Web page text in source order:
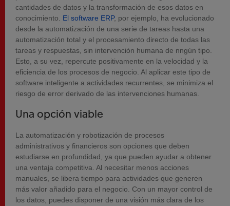
cantidades de datos y la transformación de esos datos en
conocimiento. El software ERP, por ejemplo, ha evolucionado
desde la automatización de una serie de tareas hasta una
automatización total y el procesamiento directo de todas las
tareas y respuestas, sin intervención humana de nngún tipo.
Esto, a su vez, repercute positivamente en la velocidad y la
eficiencia de los procesos de negocio. Al aplicar este tipo de
software inteligente a actividades recurrentes, se minimiza el
riesgo de error derivado de las intervenciones humanas.
Una opción viable
La automatización y robotización de procesos
administrativos y financieros son opciones que deben
estudiarse en profundidad, ya que pueden ayudar a obtener
una ventaja competitiva. Al necesitar menos acciones
manuales, se libera tiempo para actividades que generen
más valor añadido para el negocio. Con un mayor control de
los datos, puedes disponer de una visión más clara de los